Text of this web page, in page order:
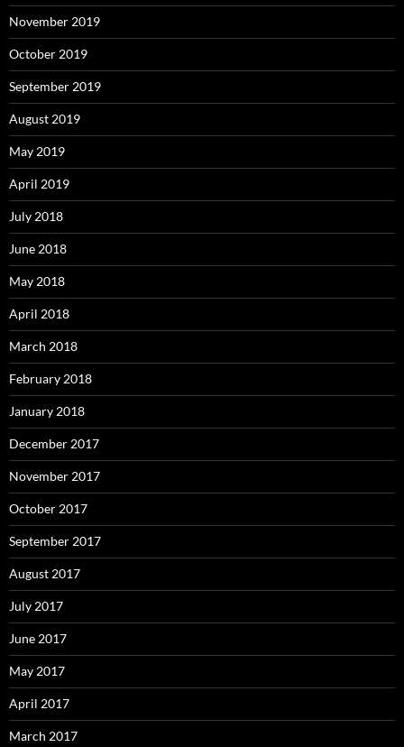
November 2019
October 2019
September 2019
August 2019
May 2019
April 2019
July 2018
June 2018
May 2018
April 2018
March 2018
February 2018
January 2018
December 2017
November 2017
October 2017
September 2017
August 2017
July 2017
June 2017
May 2017
April 2017
March 2017